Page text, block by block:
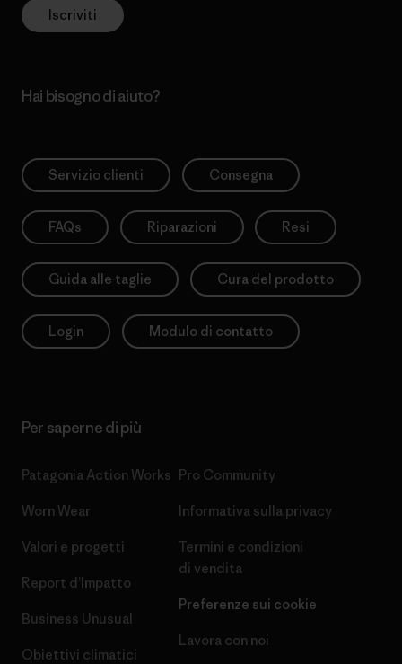
Iscriviti
Hai bisogno di aiuto?
Servizio clienti Consegna
FAQs Riparazioni Resi
Guida alle taglie Cura del prodotto
Login Modulo di contatto
Per saperne di più
Patagonia Action Works
Worn Wear
Valori e progetti
Report d’Impatto
Business Unusual
Obiettivi climatici
Pro Community
Informativa sulla privacy
Termini e condizioni
di vendita
Preferenze sui cookie
Lavora con noi